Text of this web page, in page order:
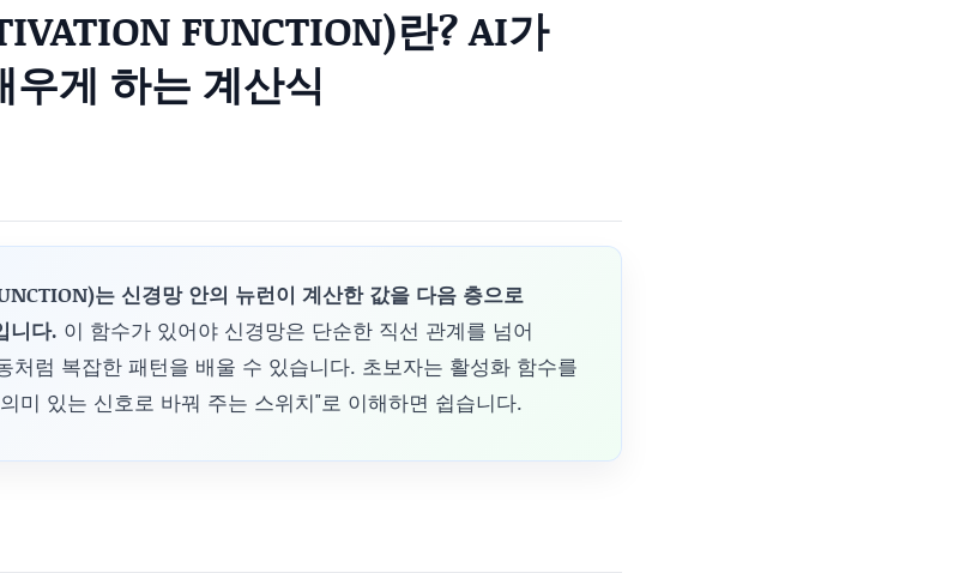
FUNCTION)란? AI가
게 하는 계산식
는 신경망 안의 뉴런이 계산한 값을 다음 층으로
니다. 이 함수가 있어야 신경망은 단순한 직선 관계를 넘어
처럼 복잡한 패턴을 배울 수 있습니다. 초보자는 활성화 함수를
미 있는 신호로 바꿔 주는 스위치"로 이해하면 쉽습니다.